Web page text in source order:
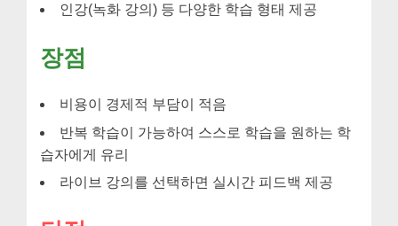
인강(녹화 강의) 등 다양한 학습 형태 제공
장점
비용이 경제적 부담이 적음
반복 학습이 가능하여 스스로 학습을 원하는 학
습자에게 유리
라이브 강의를 선택하면 실시간 피드백 제공